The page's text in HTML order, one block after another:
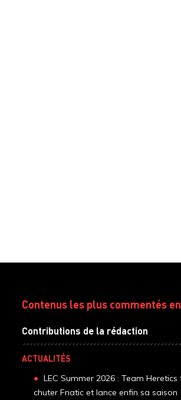
Contenus les plus commentés
Contributions de la rédaction
ACTUALITÉS
LEC Summer 2026 : Team Heretics
chuter Fnatic et lance enfin sa saison